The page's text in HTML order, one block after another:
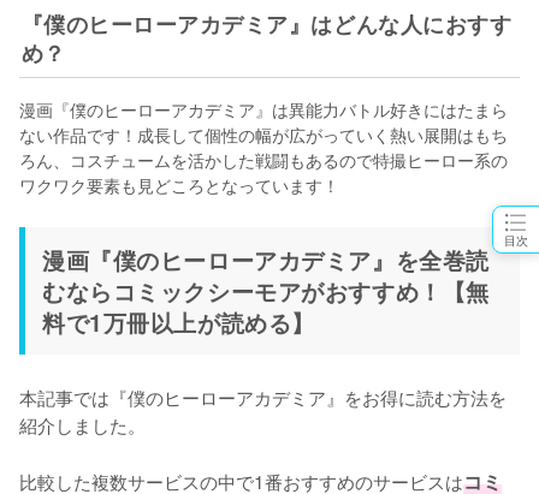
目次
『僕のヒーローアカデミア』はどんな人におすす
め？
漫画『僕のヒーローアカデミア』は異能力バトル好きにはたまら
ない作品です！成長して個性の幅が広がっていく熱い展開はもち
ろん、コスチュームを活かした戦闘もあるので特撮ヒーロー系の
ワクワク要素も見どころとなっています！
漫画『僕のヒーローアカデミア』を全巻読
むならコミックシーモアがおすすめ！【無
料で1万冊以上が読める】
本記事では『僕のヒーローアカデミア』をお得に読む方法を
紹介しました。
比較した複数サービスの中で1番おすすめのサービスはコミ